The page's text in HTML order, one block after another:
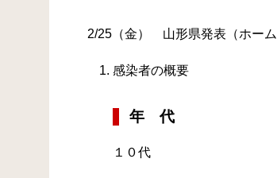
2/25（金） 山形県発表（ホー
感染者の概要
年 代
１０代